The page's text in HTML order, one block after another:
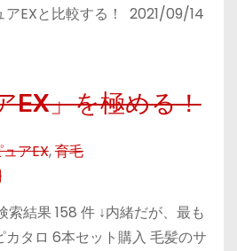
アEXと比較する！ 2021/09/14
EX」を極める！
アEX,育毛
索結果 158 件 ↓内緒だが、最も
タロ 6本セット購入 毛髪のサ